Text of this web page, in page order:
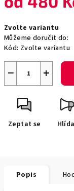
cena:
Zvolte variantu
Můžeme doručit do:
Kód: Zvolte variantu
+
−
Zeptat se
Popis